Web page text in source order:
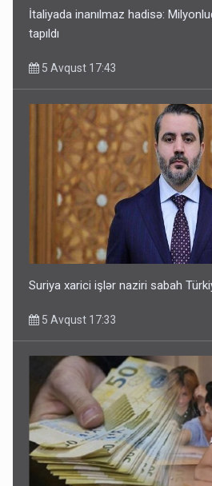
İtaliyada inanılmaz hadisə:
tapıldı
5 Avqust 17:43
Suriya xarici işlər naziri sabah
5 Avqust 17:33